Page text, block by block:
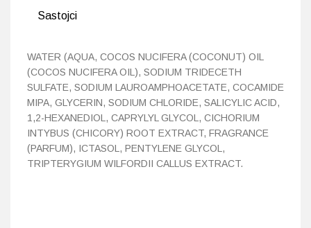
Sastojci
WATER (AQUA, COCOS NUCIFERA (COCONUT) OIL
(COCOS NUCIFERA OIL), SODIUM TRIDECETH
SULFATE, SODIUM LAUROAMPHOACETATE, COCAMIDE
MIPA, GLYCERIN, SODIUM CHLORIDE, SALICYLIC ACID,
1,2-HEXANEDIOL, CAPRYLYL GLYCOL, CICHORIUM
INTYBUS (CHICORY) ROOT EXTRACT, FRAGRANCE
(PARFUM), ICTASOL, PENTYLENE GLYCOL,
TRIPTERYGIUM WILFORDII CALLUS EXTRACT.